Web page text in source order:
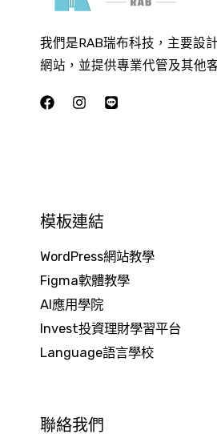
我們是RAB瑞布科技，主要設
網站，並提供專業代管及其他
模板連結
WordPress網站教學
Figma軟體教學
AI應用學院
Invest投資理財學習平台
Language語言學校
聯絡我們